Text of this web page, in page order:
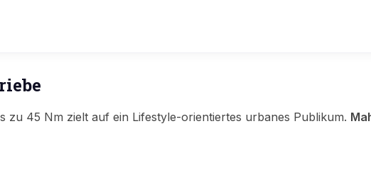
45 Nm zielt auf ein Lifestyle-orientiertes urbanes Publikum.